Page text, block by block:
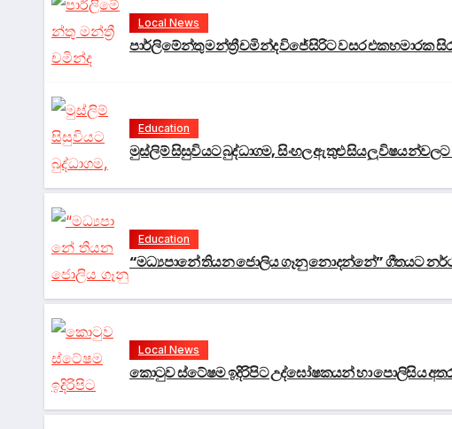
Local News
පාර්ලිමේන්තු මන්ත්‍රී චමින්ද විජේසිරිට වසර එකහමාරක
Education
මුස්ලිම් සිසුවියට බුද්ධාගම, සිංහල ඇතුළු සියලු විෂයන්වලට
Education
“මධ්‍යපානේ තියන ජොලිය ගෑනු නොදන්නේ” ගීතයට
Local News
කොටුව ස්ටේෂම ඉදිරිපිට උද්ඝෝෂකයන් හා පොලිසිය